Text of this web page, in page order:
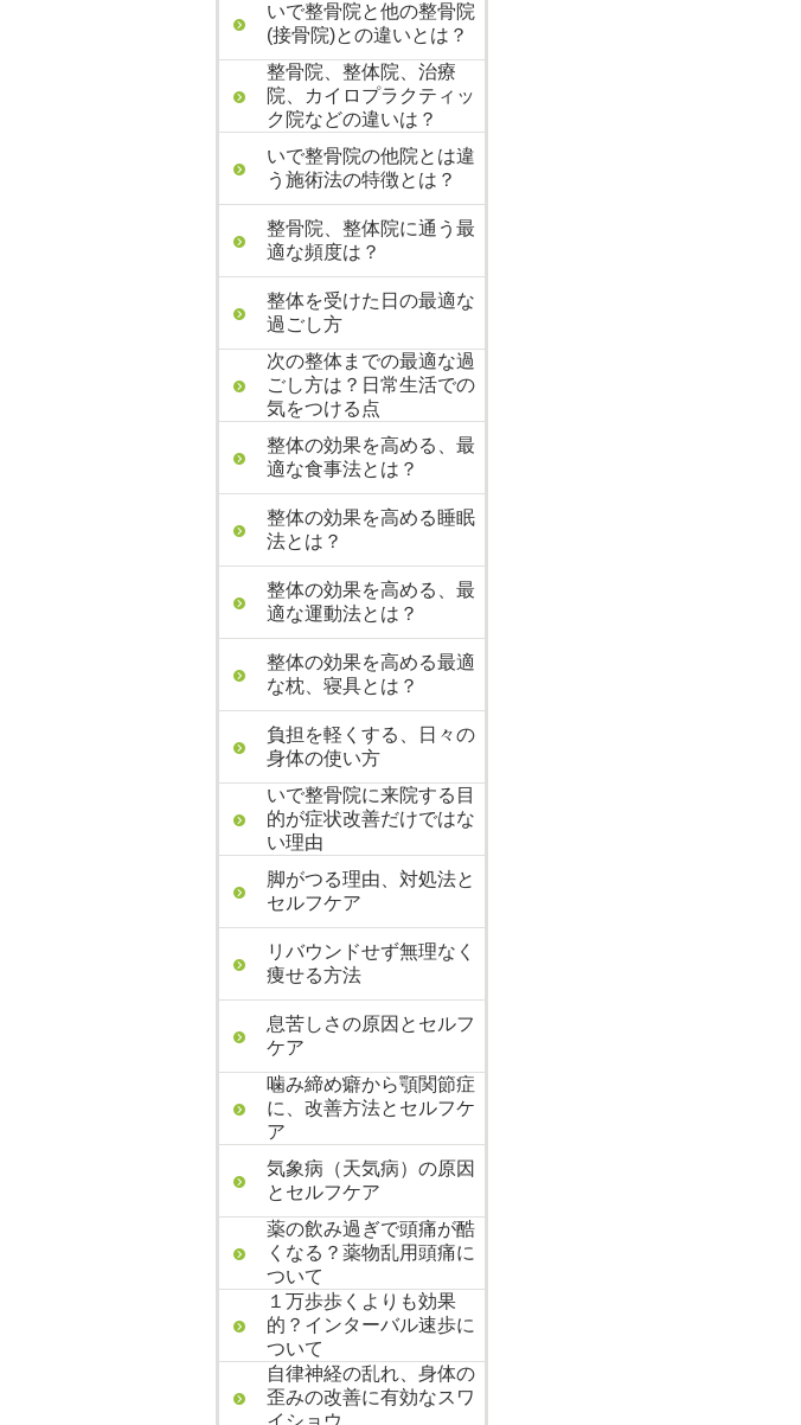
いで整骨院と他の整骨院
(接骨院)との違いとは？
整骨院、整体院、治療
院、カイロプラクティッ
ク院などの違いは？
いで整骨院の他院とは違
う施術法の特徴とは？
整骨院、整体院に通う最
適な頻度は？
整体を受けた日の最適な
過ごし方
次の整体までの最適な過
ごし方は？日常生活での
気をつける点
整体の効果を高める、最
適な食事法とは？
整体の効果を高める睡眠
法とは？
整体の効果を高める、最
適な運動法とは？
整体の効果を高める最適
な枕、寝具とは？
負担を軽くする、日々の
身体の使い方
いで整骨院に来院する目
的が症状改善だけではな
い理由
脚がつる理由、対処法と
セルフケア
リバウンドせず無理なく
痩せる方法
息苦しさの原因とセルフ
ケア
噛み締め癖から顎関節症
に、改善方法とセルフケ
ア
気象病（天気病）の原因
とセルフケア
薬の飲み過ぎで頭痛が酷
くなる？薬物乱用頭痛に
ついて
１万歩歩くよりも効果
的？インターバル速歩に
ついて
自律神経の乱れ、身体の
歪みの改善に有効なスワ
イショウ